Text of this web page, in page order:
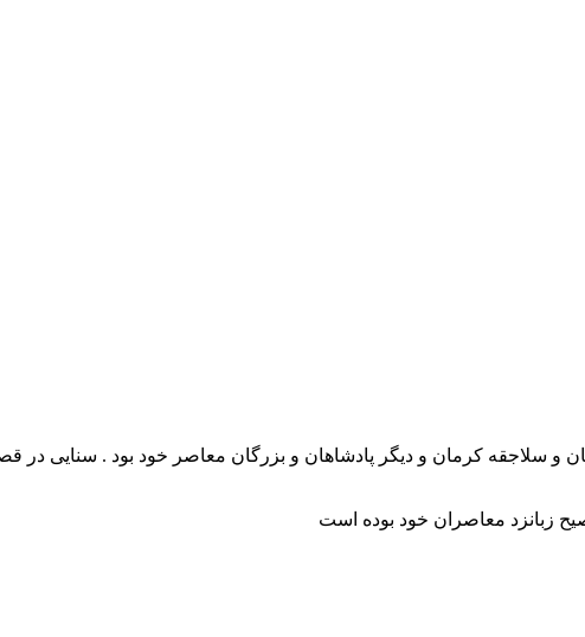
و سلاجقه کرمان و دیگر پادشاهان و بزرگان معاصر خود بود . سنایی در
زبانزد معاصران خود بوده است